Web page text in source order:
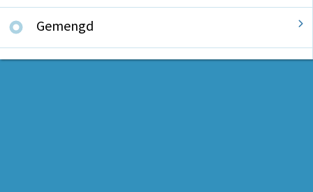
Gemengd